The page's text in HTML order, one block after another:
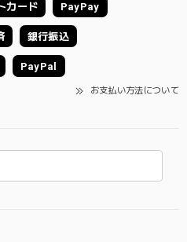
カード PayPay
銀行振込
PayPal
お支払い方法について